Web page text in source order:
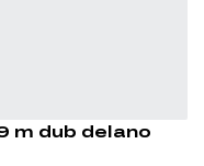
m dub delano